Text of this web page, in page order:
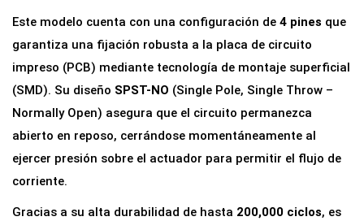
Este modelo cuenta con una configuración de 4 pines que
garantiza una fijación robusta a la placa de circuito
impreso (PCB) mediante tecnología de montaje superficial
(SMD). Su diseño SPST-NO (Single Pole, Single Throw –
Normally Open) asegura que el circuito permanezca
abierto en reposo, cerrándose momentáneamente al
ejercer presión sobre el actuador para permitir el flujo de
corriente.
Gracias a su alta durabilidad de hasta 200,000 ciclos, es